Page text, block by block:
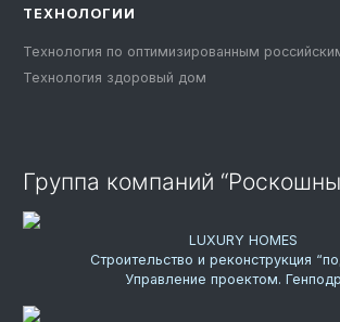
ТЕХНОЛОГИИ
Технология по оптимизированным
Технология здоровый дом
Группа компаний
LUXURY HOMES
Строительство и реконструкция
Управление проектом.